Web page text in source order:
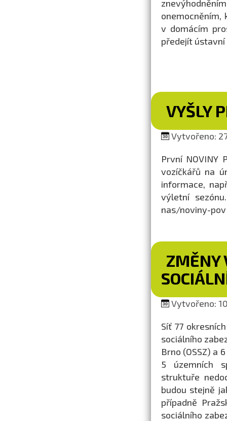
v domácím
předejít ústavní
VYŠLY
Vytvořeno:
První NOVINY
vozíčkářů na
informace,
výletní
nas/noviny-pov
ZMĚNY
Vytvořeno:
Síť 77
sociálního
Brno (OSSZ) a
5 územních
struktuře
budou stejně
případně
sociálního